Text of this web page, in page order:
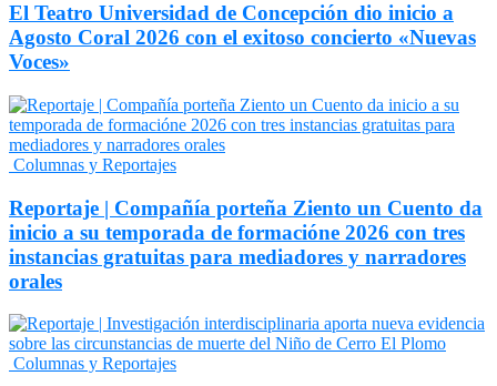
El Teatro Universidad de Concepción dio inicio a
Agosto Coral 2026 con el exitoso concierto «Nuevas
Voces»
Columnas y Reportajes
Reportaje | Compañía porteña Ziento un Cuento da
inicio a su temporada de formacióne 2026 con tres
instancias gratuitas para mediadores y narradores
orales
Columnas y Reportajes